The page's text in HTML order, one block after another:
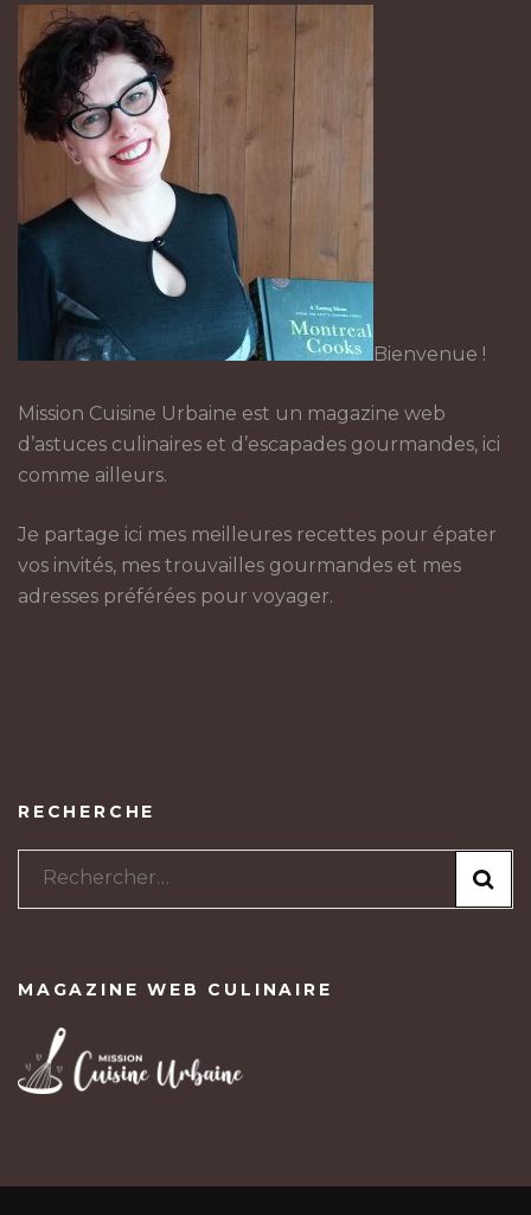
Bienvenue !
Mission Cuisine Urbaine est un magazine web
d’astuces culinaires et d’escapades gourmandes, ici
comme ailleurs.
Je partage ici mes meilleures recettes pour épater
vos invités, mes trouvailles gourmandes et mes
adresses préférées pour voyager.
RECHERCHE
Rechercher :
MAGAZINE WEB CULINAIRE